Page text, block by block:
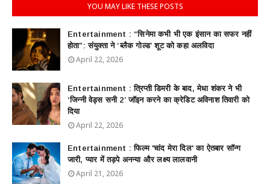
YOU MAY LIKE THESE POSTS
Entertainment : ​“सिनेमा कभी भी एक इंसान का सफर नहीं
होता”: संयुक्ता ने ‘ब्लैक गोल्ड’ शूट को कहा अलविदा
April 22, 2026
Entertainment : त्रिप्ती डिमरी के बाद, मेधा शंकर ने भी
‘जिन्नी वेड्स सनी 2’ जॉइन करने का क्रेडिट अविनाश तिवारी को
दिया
April 22, 2026
Entertainment : फिल्म 'चांद मेरा दिल' का ऐतबार सॉन्ग
जारी, प्यार में तड़पे अनन्या और लक्ष्य लालवानी
April 21, 2026